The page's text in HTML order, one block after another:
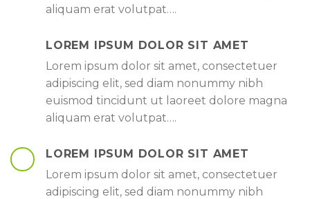
aliquam erat volutpat….
LOREM IPSUM DOLOR SIT AMET
Lorem ipsum dolor sit amet, consectetuer
adipiscing elit, sed diam nonummy nibh
euismod tincidunt ut laoreet dolore magna
aliquam erat volutpat….
LOREM IPSUM DOLOR SIT AMET
Lorem ipsum dolor sit amet, consectetuer
adipiscing elit, sed diam nonummy nibh